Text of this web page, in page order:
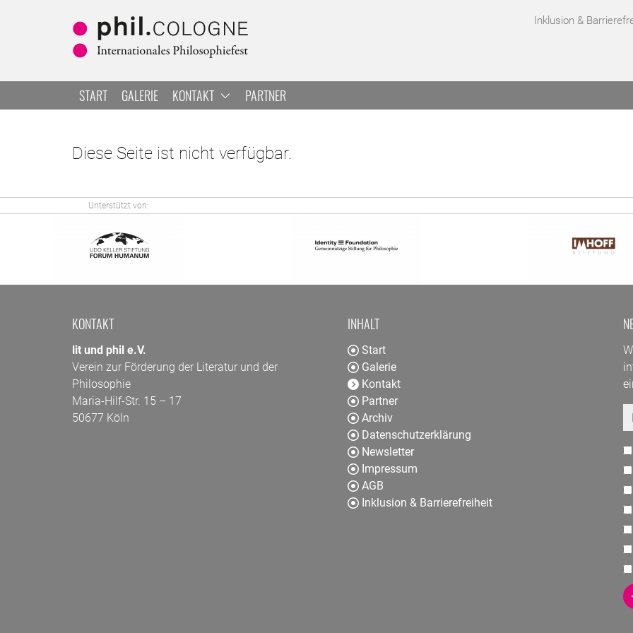
Zum Hauptbereich springen
Zur Navigation springen
Zur Suche springen Inklusion &
START GALERIE KONTAKT PARTNER
Diese Seite ist nicht verfügbar.
Unterstützt von:
KONTAKT
lit und phil e.V.
Verein zur Förderung der Literatur und der
Philosophie
Maria-Hilf-Str. 15 – 17
50677 Köln
INHALT
Start
Galerie
Kontakt
Partner
Archiv
Datenschutzerklärung
Newsletter
Impressum
AGB
Inklusion & Barrierefreiheit